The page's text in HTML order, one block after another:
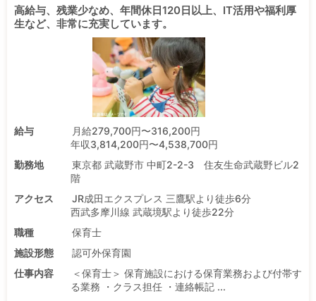
高給与、残業少なめ、年間休日120日以上、IT活用や福利厚
生など、非常に充実しています。
給与
月給279,700円〜316,200円
年収3,814,200円〜4,538,700円
勤務地
東京都 武蔵野市 中町2-2-3 住友生命武蔵野ビル2
階
アクセス
JR成田エクスプレス 三鷹駅より徒歩6分
西武多摩川線 武蔵境駅より徒歩22分
職種
保育士
施設形態
認可外保育園
仕事内容
＜保育士＞ 保育施設における保育業務および付帯す
る業務 ・クラス担任 ・連絡帳記 ...